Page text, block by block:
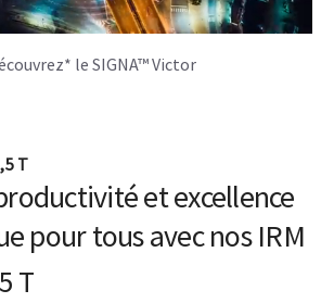
le SIGNA™ Victor
T
et excellence
pour tous avec nos IRM
T